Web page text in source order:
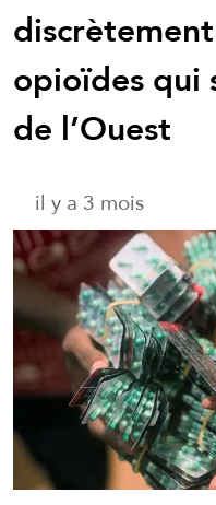
opioïdes qui
de l’Ouest
il y a 3 mois